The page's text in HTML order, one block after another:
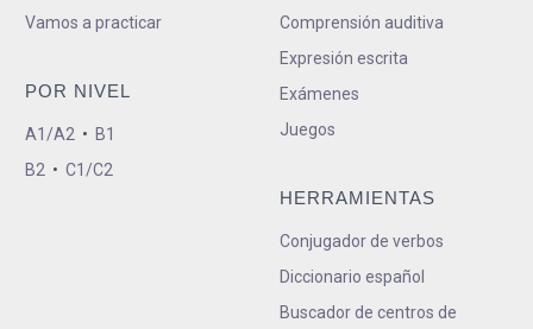
Vamos a practicar
POR NIVEL
A1/A2 • B1
B2 • C1/C2
Comprensión auditiva
Expresión escrita
Exámenes
Juegos
HERRAMIENTAS
Conjugador de verbos
Diccionario español
Buscador de centros de